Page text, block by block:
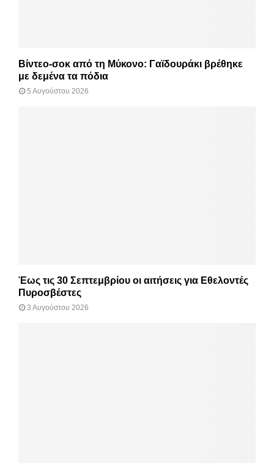
Βίντεο-σοκ από τη Μύκονο: Γαϊδουράκι βρέθηκε
με δεμένα τα πόδια
5 Αυγούστου 2026
Έως τις 30 Σεπτεμβρίου οι αιτήσεις για Εθελοντές
Πυροσβέστες
3 Αυγούστου 2026